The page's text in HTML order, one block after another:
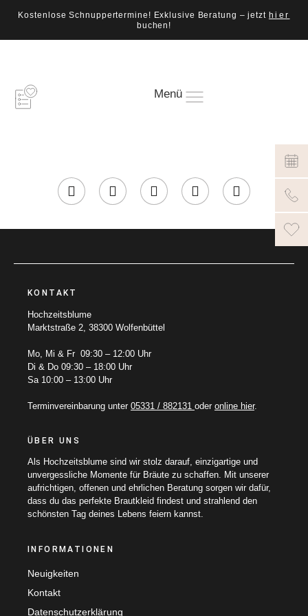
Kostenlose Schnuppertermine! Exklusive Beratung – jetzt hier
buchen!
Menü
KONTAKT
Hochzeitsblume
Marktstraße 2, 38300 Wolfenbüttel
Mo, Mi & Fr 09:30 – 12:00 Uhr
Di & Do 09:30 – 18:00 Uhr
Sa 10:00 – 13:00 Uhr
Terminvereinbarung unter 05331 / 882131 oder online hier.
ÜBER UNS
Als Hochzeitsblume sind wir stolz darauf, einzigartige und
unvergessliche Momente für Bräute zu schaffen. Mit unserer
aufrichtigen, offenen und ehrlichen Beratung sorgen wir dafür,
dass du das perfekte Brautkleid findest und strahlend den
schönsten Tag deines Lebens feiern kannst.
INFORMATIONEN
Neuigkeiten
Kontakt
Datenschutzerklärung